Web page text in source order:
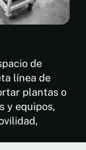
de
línea de
plantas o
y equipos,